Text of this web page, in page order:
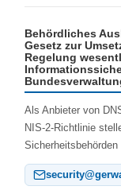
Behördliches
Gesetz zur
Regelung
Als Anbieter von
NIS‑2‑Richtlinie
Sicherheitsbehörden